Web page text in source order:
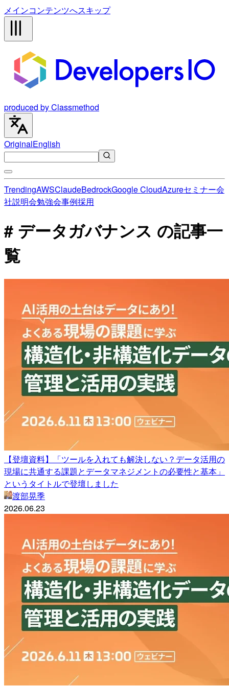
メインコンテンツへスキップ
produced by Classmethod
OriginalEnglish
TrendingAWSClaudeBedrockGoogle CloudAzureセミナー会
社説明会勉強会事例採用
# データガバナンス の記事一
覧
【登壇資料】「ツールを入れても解決しない？データ活用の
現場に共通する課題とデータマネジメントの必要性と基本」
というタイトルで登壇しました
渡部晃季
2026.06.23